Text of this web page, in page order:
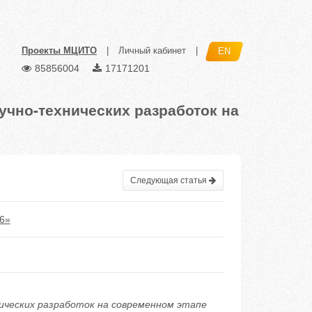
Проекты МЦИТО Личный кабинет EN
85856004 17171201
технических разработок на
Следующая статья
разработок на современном этапе